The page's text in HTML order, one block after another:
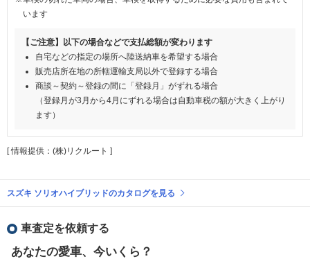
います
【ご注意】以下の場合などで支払総額が変わります
自宅などの指定の場所へ陸送納車を希望する場合
販売店所在地の所轄運輸支局以外で登録する場合
商談～契約～登録の間に「登録月」がずれる場合
（登録月が3月から4月にずれる場合は自動車税の額が大きく上がり
ます）
[ 情報提供：(株)リクルート ]
スズキ ソリオハイブリッドのカタログを見る
車査定を依頼する
あなたの愛車、今いくら？